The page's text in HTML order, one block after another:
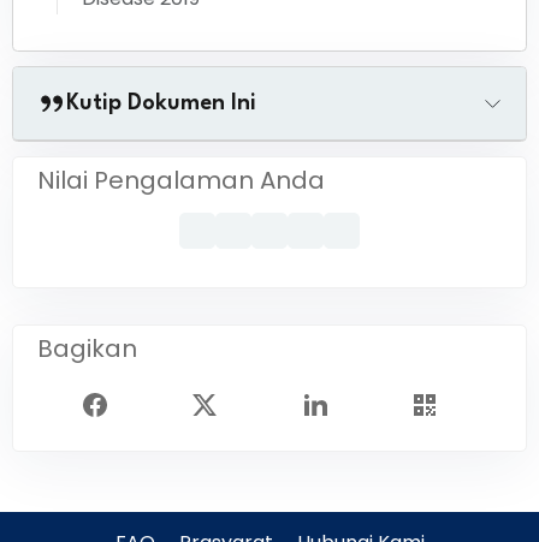
Kutip Dokumen Ini
Nilai Pengalaman Anda
Bagikan